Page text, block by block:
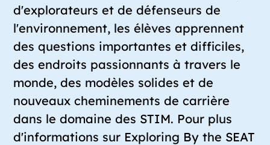
d'explorateurs et de défenseurs de
l'environnement, les élèves apprennent
des questions importantes et difficiles,
des endroits passionnants à travers le
monde, des modèles solides et de
nouveaux cheminements de carrière
dans le domaine des STIM. Pour plus
d'informations sur Exploring By the SEAT